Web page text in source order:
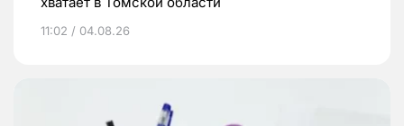
11:02 / 04.08.26